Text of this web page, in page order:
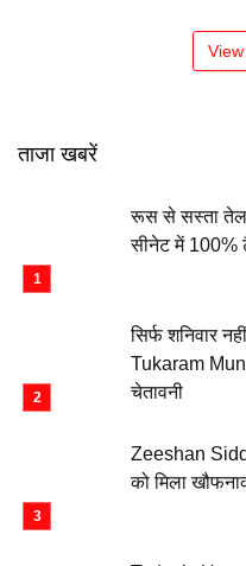
ताजा खबरें
रूस से सस्ता तेल
सीनेट में 100%
सिर्फ शनिवार
Tukaram
चेतावनी
Zeeshan
को मिला